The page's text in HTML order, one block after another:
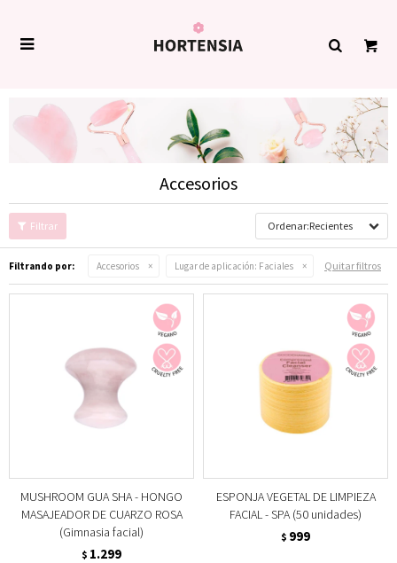

Accesorios
Recientes
Filtrando por: Accesorios Lugar de aplicación: Faciales Quitar filtros
MUSHROOM GUA SHA - HONGO
MASAJEADOR DE CUARZO ROSA
(Gimnasia facial)
$ 1.299
ESPONJA VEGETAL DE LIMPIEZA
FACIAL - SPA (50 unidades)
$ 999